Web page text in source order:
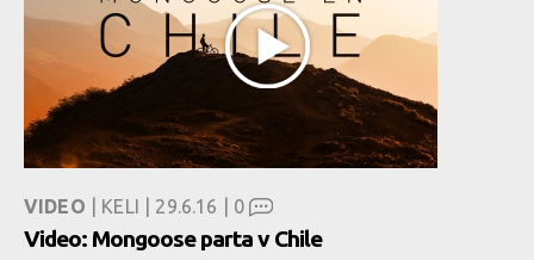
VIDEO | KELI | 29.6.16 | 0
Video: Mongoose parta v Chile